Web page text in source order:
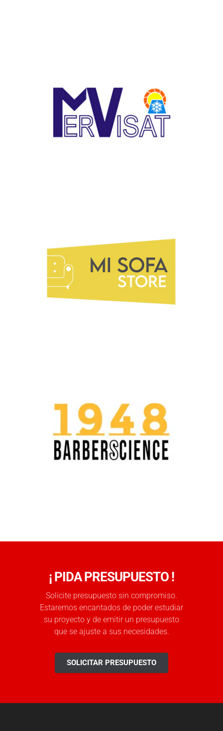
¡ PIDA PRESUPUESTO !
Solicite presupuesto sin compromiso.
Estaremos encantados de poder estudiar
su proyecto y de emitir un presupuesto
que se ajuste a sus necesidades.
SOLICITAR PRESUPUESTO